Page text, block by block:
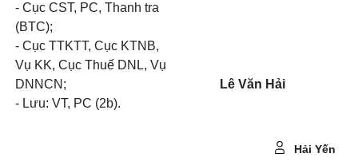
- Cục CST, PC, Thanh tra
(BTC);
- Cục TTKTT, Cục KTNB,
Vụ KK, Cục Thuế DNL, Vụ
DNNCN;
- Lưu: VT, PC (2b).
Lê Văn Hải
Hải Yến